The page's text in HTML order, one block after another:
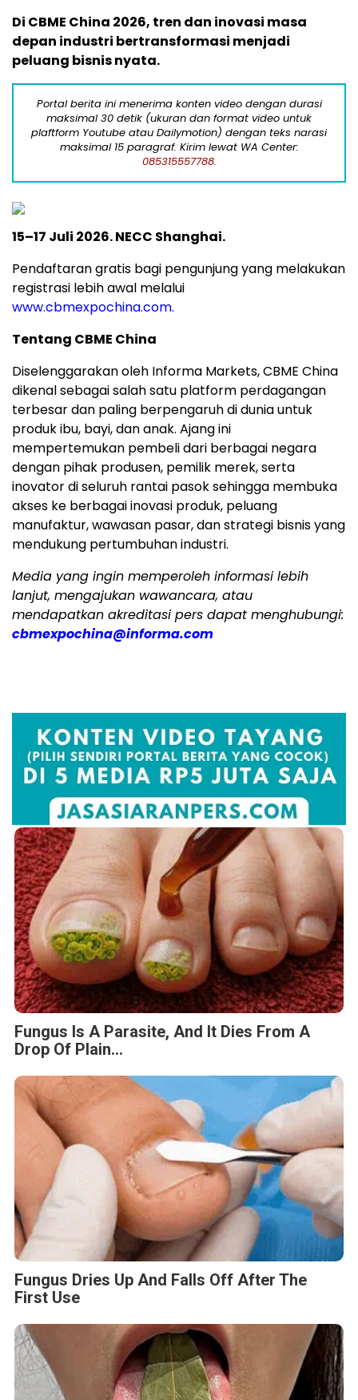
Di CBME China 2026, tren dan inovasi masa
depan industri bertransformasi menjadi
peluang bisnis nyata.
Portal berita ini menerima konten video dengan durasi
maksimal 30 detik (ukuran dan format video untuk
plaftform Youtube atau Dailymotion) dengan teks narasi
maksimal 15 paragraf. Kirim lewat WA Center:
085315557788.
15–17 Juli 2026. NECC Shanghai.
Pendaftaran gratis bagi pengunjung yang melakukan
registrasi lebih awal melalui
www.cbmexpochina.com.
Tentang CBME China
Diselenggarakan oleh Informa Markets, CBME China
dikenal sebagai salah satu platform perdagangan
terbesar dan paling berpengaruh di dunia untuk
produk ibu, bayi, dan anak. Ajang ini
mempertemukan pembeli dari berbagai negara
dengan pihak produsen, pemilik merek, serta
inovator di seluruh rantai pasok sehingga membuka
akses ke berbagai inovasi produk, peluang
manufaktur, wawasan pasar, dan strategi bisnis yang
mendukung pertumbuhan industri.
Media yang ingin memperoleh informasi lebih
lanjut, mengajukan wawancara, atau
mendapatkan akreditasi pers dapat menghubungi:
cbmexpochina@informa.com
Fungus Is A Parasite, And It Dies From A
Drop Of Plain...
Fungus Dries Up And Falls Off After The
First Use